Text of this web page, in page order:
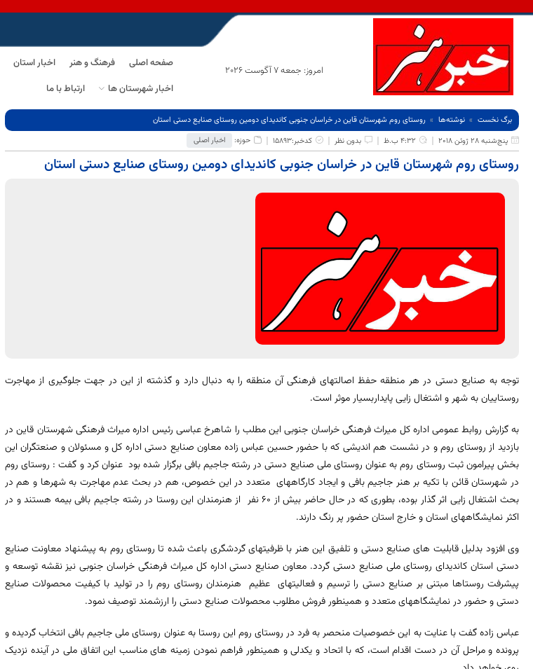
امروز: جمعه 7 آگوست 2026
صفحه اصلی فرهنگ و هنر اخبار استان
اخبار شهرستان ها
ارتباط با ما
برگ نخست نوشته‌ها
روستای روم شهرستان قاین در خراسان جنوبی کاندیدای دومین روستای صنایع دستی استان
پنج‌شنبه 28 ژوئن 2018
4:32 ب.ظ بدون نظر کدخبر:15893 حوزه: اخبار اصلی
روستای روم شهرستان قاین در خراسان جنوبی کاندیدای دومین روستای صنایع دستی استان
توجه به صنایع دستی در هر منطقه حفظ اصالتهای فرهنگی آن منطقه را به دنبال دارد و گذشته از این در جهت جلوگیری از مهاجرت
روستاییان به شهر و اشتغال زایی پایداربسیار موثر است.
به گزارش روابط عمومی اداره کل میراث فرهنگی خراسان جنوبی این مطلب را شاهرخ عباسی رئیس اداره میراث فرهنگی شهرستان قاین در
بازدید از روستای روم و در نشست هم اندیشی که با حضور حسین عباس زاده معاون صنایع دستی اداره کل و مسئولان و صنعتگران این
بخش پیرامون ثبت روستای روم به عنوان روستای ملی صنایع دستی در رشته جاجیم بافی برگزار شده بود عنوان کرد و گفت : روستای روم
در شهرستان قائن با تکیه بر هنر جاجیم بافی و ایجاد کارگاههای متعدد در این خصوص، هم در بحث عدم مهاجرت به شهرها و هم در
بحث اشتغال زایی اثر گذار بوده، بطوری که در حال حاضر بیش از 60 نفر از هنرمندان این روستا در رشته جاجیم بافی بیمه هستند و در
اکثر نمایشگاههای استان و خارج استان حضور پر رنگ دارند.
وی افزود بدلیل قابلیت های صنایع دستی و تلفیق این هنر با ظرفیتهای گردشگری باعث شده تا روستای روم به پیشنهاد معاونت صنایع
دستی استان کاندیدای روستای ملی صنایع دستی گردد. معاون صنایع دستی اداره کل میراث فرهنگی خراسان جنوبی نیز نقشه توسعه و
پیشرفت روستاها مبتنی بر صنایع دستی را ترسیم و فعالیتهای عظیم هنرمندان روستای روم را در تولید با کیفیت محصولات صنایع
دستی و حضور در نمایشگاههای متعدد و همینطور فروش مطلوب محصولات صنایع دستی را ارزشمند توصیف نمود.
عباس زاده گفت با عنایت به این خصوصیات منحصر به فرد در روستای روم این روستا به عنوان روستای ملی جاجیم بافی انتخاب گردیده و
پرونده و مراحل آن در دست اقدام است، که با اتحاد و یکدلی و همینطور فراهم نمودن زمینه های مناسب این اتفاق ملی در آینده نزدیک